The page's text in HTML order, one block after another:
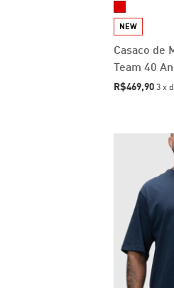
NEW
Casaco de
Team 40
R$469,90 3 x